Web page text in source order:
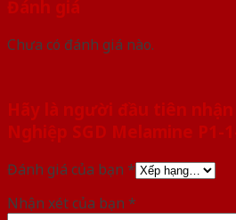
Đánh giá
Chưa có đánh giá nào.
Hãy là người đầu tiên nhận
Nghiệp SGD Melamine P1-
Đánh giá của bạn *
Nhận xét của bạn *